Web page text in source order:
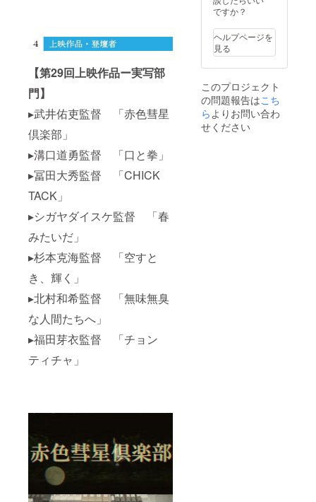
【第29回上映作品ー実写部
門】
▸武井佑吏監督 「赤色彗星
倶楽部」
▸溝口道勇監督 「口と拳」
▸冨田大秀監督 「CHICK
TACK」
▸シガヤダイスケ監督 「春
みたいだ」
▸杉本克海監督 「空すと
き、輝く」
▸北村和希監督 「無味無臭
な人間たちへ」
▸福田芽衣監督 「チョン
ティチャ」
ですか？
ヘルプページを
見る
このプロジェクト
の問題報告はこち
ら よりお問い合わ
せください